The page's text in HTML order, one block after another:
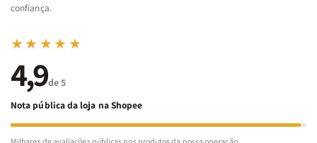
confiança.
★★★★★
4,9de 5
Nota pública da loja na Shopee